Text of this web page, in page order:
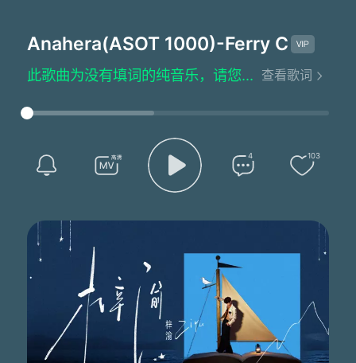
Anahera(ASOT 1000)-Ferry
此歌曲为没有填词的纯音乐，请您欣赏 查看歌词
4 103